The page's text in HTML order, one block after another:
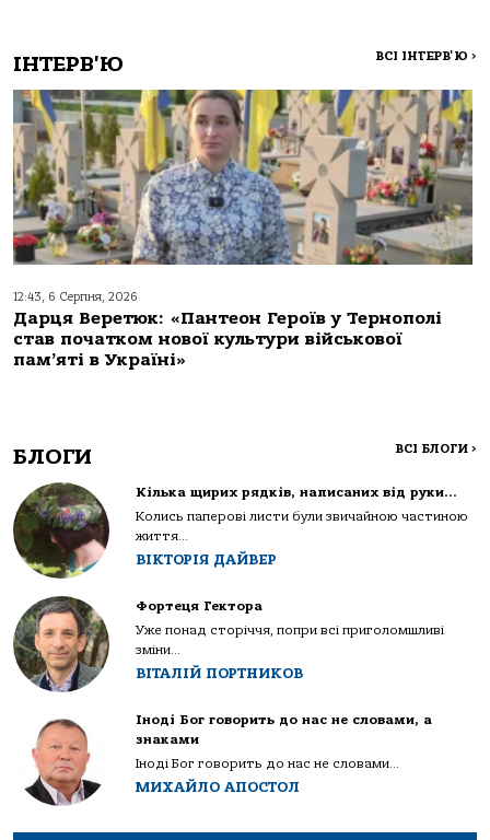
ІНТЕРВ'Ю ВСІ ІНТЕРВ'Ю >
12:43, 6 Серпня, 2026
Дарця Веретюк: «Пантеон Героїв у Тернополі
став початком нової культури військової
пам’яті в Україні»
БЛОГИ ВСІ БЛОГИ >
Кілька щирих рядків, написаних від руки…
Колись паперові листи були звичайною частиною
життя...
ВІКТОРІЯ ДАЙВЕР
Фортеця Гектора
Уже понад сторіччя, попри всі приголомшливі
зміни...
ВІТАЛІЙ ПОРТНИКОВ
Іноді Бог говорить до нас не словами, а
знаками
Іноді Бог говорить до нас не словами...
МИХАЙЛО АПОСТОЛ